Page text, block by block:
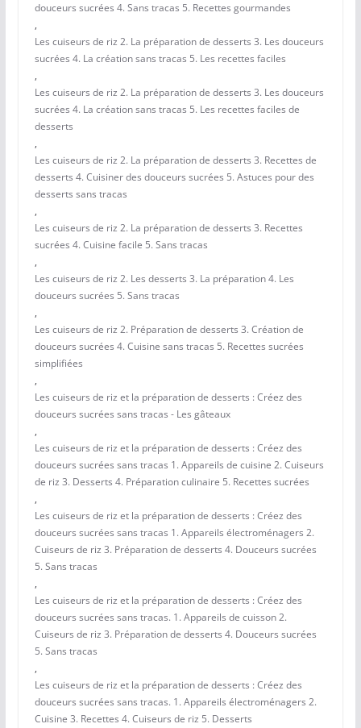
douceurs sucrées 4. Sans tracas 5. Recettes gourmandes
,
Les cuiseurs de riz 2. La préparation de desserts 3. Les douceurs
sucrées 4. La création sans tracas 5. Les recettes faciles
,
Les cuiseurs de riz 2. La préparation de desserts 3. Les douceurs
sucrées 4. La création sans tracas 5. Les recettes faciles de
desserts
,
Les cuiseurs de riz 2. La préparation de desserts 3. Recettes de
desserts 4. Cuisiner des douceurs sucrées 5. Astuces pour des
desserts sans tracas
,
Les cuiseurs de riz 2. La préparation de desserts 3. Recettes
sucrées 4. Cuisine facile 5. Sans tracas
,
Les cuiseurs de riz 2. Les desserts 3. La préparation 4. Les
douceurs sucrées 5. Sans tracas
,
Les cuiseurs de riz 2. Préparation de desserts 3. Création de
douceurs sucrées 4. Cuisine sans tracas 5. Recettes sucrées
simplifiées
,
Les cuiseurs de riz et la préparation de desserts : Créez des
douceurs sucrées sans tracas - Les gâteaux
,
Les cuiseurs de riz et la préparation de desserts : Créez des
douceurs sucrées sans tracas 1. Appareils de cuisine 2. Cuiseurs
de riz 3. Desserts 4. Préparation culinaire 5. Recettes sucrées
,
Les cuiseurs de riz et la préparation de desserts : Créez des
douceurs sucrées sans tracas 1. Appareils électroménagers 2.
Cuiseurs de riz 3. Préparation de desserts 4. Douceurs sucrées
5. Sans tracas
,
Les cuiseurs de riz et la préparation de desserts : Créez des
douceurs sucrées sans tracas. 1. Appareils de cuisson 2.
Cuiseurs de riz 3. Préparation de desserts 4. Douceurs sucrées
5. Sans tracas
,
Les cuiseurs de riz et la préparation de desserts : Créez des
douceurs sucrées sans tracas. 1. Appareils électroménagers 2.
Cuisine 3. Recettes 4. Cuiseurs de riz 5. Desserts